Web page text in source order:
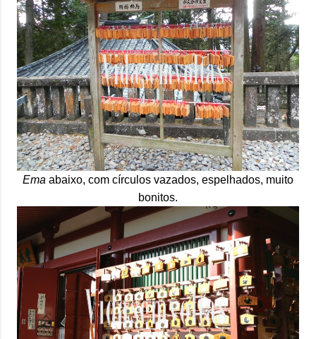
Ema abaixo, com círculos vazados, espelhados, muito
bonitos.